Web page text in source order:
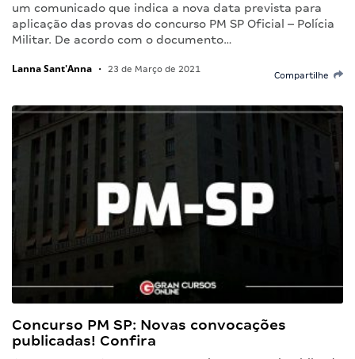
um comunicado que indica a nova data prevista para
aplicação das provas do concurso PM SP Oficial – Polícia
Militar. De acordo com o documento…
Lanna Sant'Anna • 23 de Março de 2021
Compartilhe
Concurso PM SP: Novas convocações
publicadas! Confira